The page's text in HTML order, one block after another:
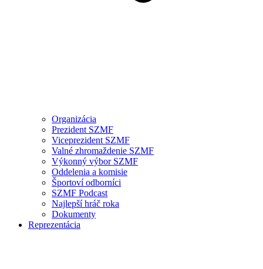
Organizácia
Prezident SZMF
Viceprezident SZMF
Valné zhromaždenie SZMF
Výkonný výbor SZMF
Oddelenia a komisie
Športoví odborníci
SZMF Podcast
Najlepší hráč roka
Dokumenty
Reprezentácia